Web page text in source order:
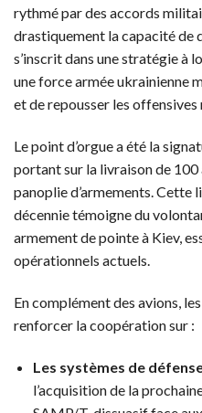
rythmé par des accords
drastiquement la capacité de
s’inscrit dans une stratégie à
une force armée ukrainienne
et de repousser les offensives
Le point d’orgue a été la
portant sur la livraison de 100
panoplie d’armements. Cette
décennie témoigne du
armement de pointe à Kiev,
opérationnels actuels.
En complément des avions,
renforcer la coopération sur :
Les systèmes de
l’acquisition de la